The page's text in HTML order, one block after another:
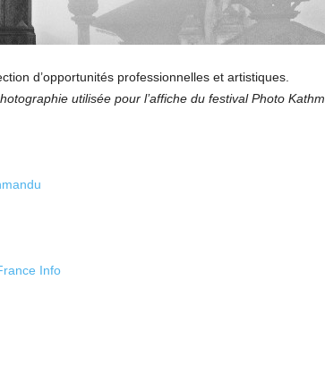
d’opportunités professionnelles et artistiques.
utilisée pour l’affiche du festival Photo
Info